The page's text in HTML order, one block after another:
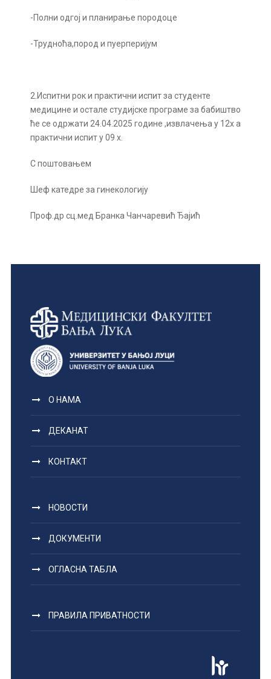
-Полни одгој и планирање породоце
-Трудноћа,пород и пуерперијум
2.Испитни рок и практични испит за студенте
медицине и остале студијске програме за бабиштво
ће се одржати 24.04.2025 године ,извлачења у 12х а
практични испит у 09 х.
С поштовањем
Шеф катедре за гинекологију
Проф.др сц.мед Бранка Чанчаревић Ђајић
О НАМА
ДЕКАНАТ
КОНТАКТ
НОВОСТИ
ДОКУМЕНТИ
ОГЛАСНА ТАБЛА
ПРАВИЛА ПРИВАТНОСТИ